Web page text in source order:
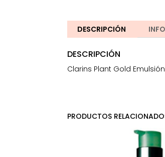
DESCRIPCIÓN
DESCRIPCIÓN
Clarins Plant Gold
PRODUCTOS